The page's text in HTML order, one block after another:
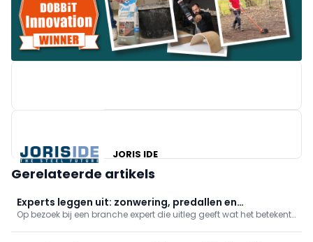
JORIS IDE
Gerelateerde artikels
Experts leggen uit: zonwering, predallen en
dakdichting
Op bezoek bij een branche expert die uitleg geeft wat het betekent